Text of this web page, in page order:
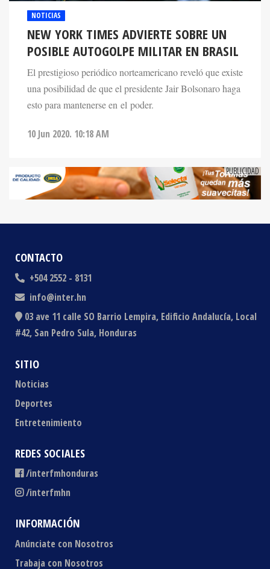
NEW YORK TIMES ADVIERTE SOBRE UN
POSIBLE AUTOGOLPE MILITAR EN BRASIL
El prestigioso periódico norteamericano reveló que existe
una posibilidad de que el presidente Jair Bolsonaro haga
esto para mantenerse en el poder.
CONTACTO
+504 2552 - 8131
info@inter.hn
03 ave 11 calle SO Barrio Lempira, Edificio Andalucía, Local
#42, San Pedro Sula, Honduras
SITIO
Noticias
Deportes
Entretenimiento
REDES SOCIALES
/interfmhonduras
/interfmhn
INFORMACIÓN
Anúnciate con Nosotros
Trabaja con Nosotros